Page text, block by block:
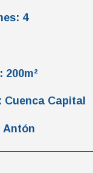
: 4
200m²
: Cuenca Capital
Antón